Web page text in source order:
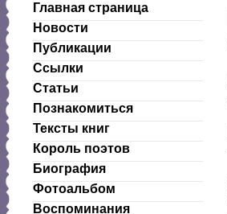
Главная страница
Новости
Публикации
Ссылки
Статьи
Познакомиться
Тексты книг
Король поэтов
Биография
Фотоальбом
Воспоминания